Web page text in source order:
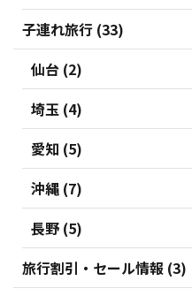
子連れ旅行 (33)
仙台 (2)
埼玉 (4)
愛知 (5)
沖縄 (7)
長野 (5)
旅行割引・セール情報 (3)